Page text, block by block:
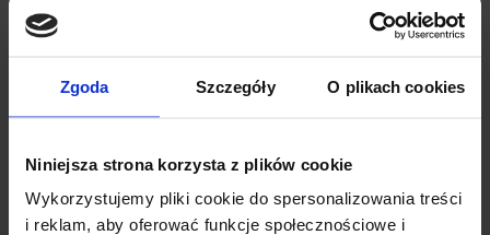
Zgoda Szczegóły O plikach cookies
Niniejsza strona korzysta z plików cookie
Wykorzystujemy pliki cookie do spersonalizowania treści
i reklam, aby oferować funkcje społecznościowe i
Ähnliche Produkte